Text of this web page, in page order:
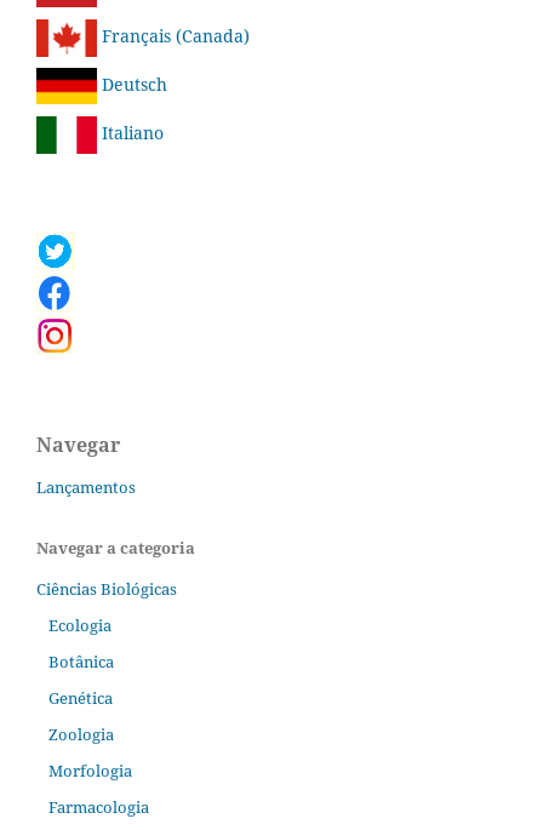
Français (Canada)
Deutsch
Italiano
Navegar
Lançamentos
Navegar a categoria
Ciências Biológicas
Ecologia
Botânica
Genética
Zoologia
Morfologia
Farmacologia